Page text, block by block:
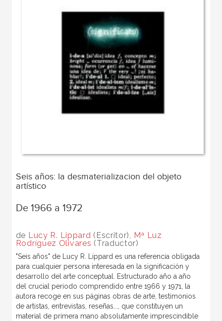
Seis años: la desmaterializacion del objeto
artístico
De 1966 a 1972
de Lucy R. Lippard (Escritor), Mª Luz
Rodríguez Olivares (Traductor)
"Seis años" de Lucy R. Lippard es una referencia obligada
para cualquier persona interesada en la significación y
desarrollo del arte conceptual. Estructurado año a año
del crucial periodo comprendido entre 1966 y 1971, la
autora recoge en sus páginas obras de arte, testimonios
de artistas, entrevistas, reseñas..., que constituyen un
material de primera mano absolutamente imprescindible